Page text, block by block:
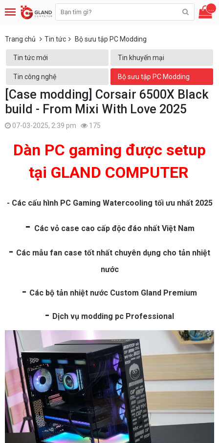
...
Trang chủ Tin tức Bộ sưu tập PC Modding
Tin tức mới Tin khuyến mại
Tin công nghệ Bộ sưu tập PC Modding
[Case modding] Corsair 6500X Black
build - From Mixi With Love 2025
07-03-2025, 2:39 pm 175
Dàn PC gaming được setup
tại GLAND COMPUTER
- Các cấu hình PC Gaming Watercooling tối ưu nhất 2025
- Các vỏ case cao cấp độc đáo nhất Việt Nam
- Các mẫu fan case tốt nhất chuyên dụng cho tản nhiệt
nước
- Các bộ tản nhiệt nước Custom Gland Premium
- Dịch vụ modding pc Professional